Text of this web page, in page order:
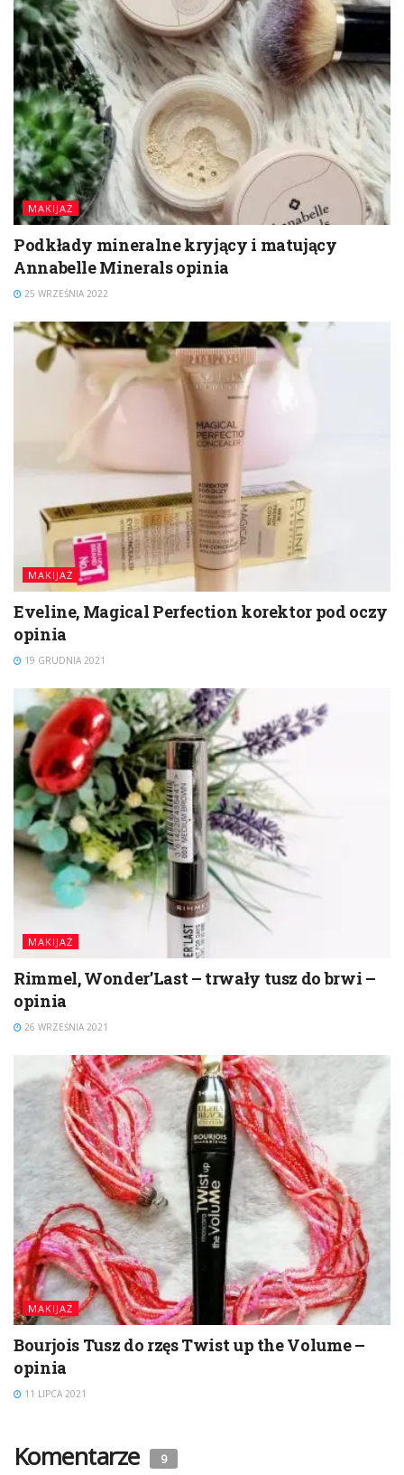
MAKIJAŻ
Podkłady mineralne kryjący i matujący
Annabelle Minerals opinia
25 WRZEŚNIA 2022
MAKIJAŻ
Eveline, Magical Perfection korektor pod oczy
opinia
19 GRUDNIA 2021
MAKIJAŻ
Rimmel, Wonder’Last – trwały tusz do brwi –
opinia
26 WRZEŚNIA 2021
MAKIJAŻ
Bourjois Tusz do rzęs Twist up the Volume –
opinia
11 LIPCA 2021
Komentarze 9